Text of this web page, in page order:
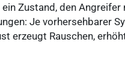
Zustand, den Angreifer
Je vorhersehbarer
erzeugt Rauschen,